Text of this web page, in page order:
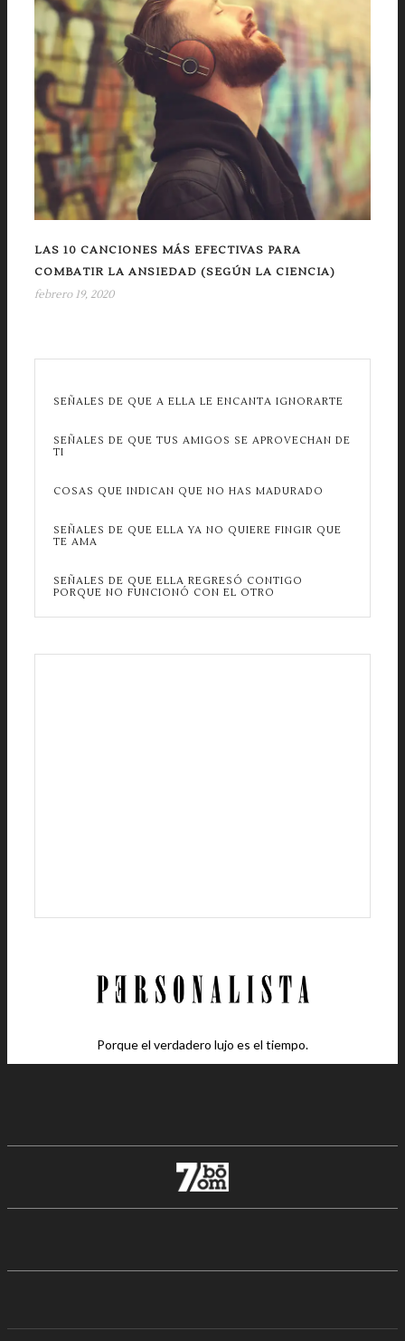
LAS 10 CANCIONES MÁS EFECTIVAS PARA
COMBATIR LA ANSIEDAD (SEGÚN LA CIENCIA)
febrero 19, 2020
SEÑALES DE QUE A ELLA LE ENCANTA IGNORARTE
SEÑALES DE QUE TUS AMIGOS SE APROVECHAN DE
TI
COSAS QUE INDICAN QUE NO HAS MADURADO
SEÑALES DE QUE ELLA YA NO QUIERE FINGIR QUE
TE AMA
SEÑALES DE QUE ELLA REGRESÓ CONTIGO
PORQUE NO FUNCIONÓ CON EL OTRO
Porque el verdadero lujo es el tiempo.